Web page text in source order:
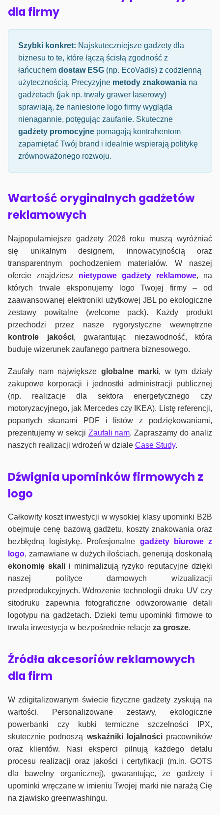
dla firmy
Szybki konkret: Najskuteczniejsze gadżety dla
biznesu to te, które łączą ścisłą zgodność z
łańcuchem dostaw ESG (np. EcoVadis) z codzienną
użytecznością. Precyzyjne metody znakowania na
gadżetach (jak np. trwały grawer laserowy)
sprawiają, że naniesione logo firmy wygląda
nienagannie, potęgując zaufanie. Skuteczne
gadżety promocyjne pomagają kontrahentom
zapamiętać Twój brand i idealnie wspierają politykę
zrównoważonego rozwoju.
Wartość oryginalnych gadżetów
reklamowych
Najpopularniejsze gadżety 2026 roku muszą wyróżniać
się unikalnym designem, innowacyjnością oraz
transparentnym pochodzeniem materiałów. W naszej
ofercie znajdziesz nietypowe gadżety reklamowe, na
których trwale eksponujemy logo Twojej firmy – od
zaawansowanej elektroniki użytkowej JBL po ekologiczne
zestawy powitalne (welcome pack). Każdy produkt
przechodzi przez nasze rygorystyczne wewnętrzne
kontrole jakości, gwarantując niezawodność, która
buduje wizerunek zaufanego partnera biznesowego.
Zaufały nam największeglobalne marki, w tym działy
zakupowe korporacji i jednostki administracji publicznej
(np. realizacje dla sektora energetycznego czy
motoryzacyjnego, jak Mercedes czy IKEA). Listę referencji,
popartych skanami PDF i listów z podziękowaniami,
prezentujemy w sekcji Zaufali nam. Zapraszamy do analiz
naszych realizacji wdrożeń w dziale Case Study.
Dźwignia upominków firmowych z
logo
Całkowity koszt inwestycji w wysokiej klasy upominki B2B
obejmuje cenę bazową gadżetu, koszty znakowania oraz
bezbłędną logistykę. Profesjonalne gadżety biurowe z
logo, zamawiane w dużych ilościach, generują doskonałą
ekonomię skalii minimalizują ryzyko reputacyjne dzięki
naszej polityce darmowych wizualizacji
przedprodukcyjnych. Wdrożenie technologii druku UV czy
sitodruku zapewnia fotograficzne odwzorowanie detali
logotypu na gadżetach. Dzieki temu upominki firmowe to
trwała inwestycja w bezpośrednie relacje za grosze.
Źródła akcesoriów reklamowych
dla firm
W zdigitalizowanym świecie fizyczne gadżety zyskują na
wartości. Personalizowane zestawy, ekologiczne
powerbanki czy kubki termiczne szczelności IPX,
skutecznie podnoszą wskaźniki lojalnościpracowników
oraz klientów. Nasi eksperci pilnują każdego detalu
procesu realizacji oraz jakości i certyfikacji (m.in. GOTS
dla bawełny organicznej), gwarantując, że gadżety i
upominki wręczane w imieniu Twojej marki nie narażą Cię
na zjawisko greenwashingu.